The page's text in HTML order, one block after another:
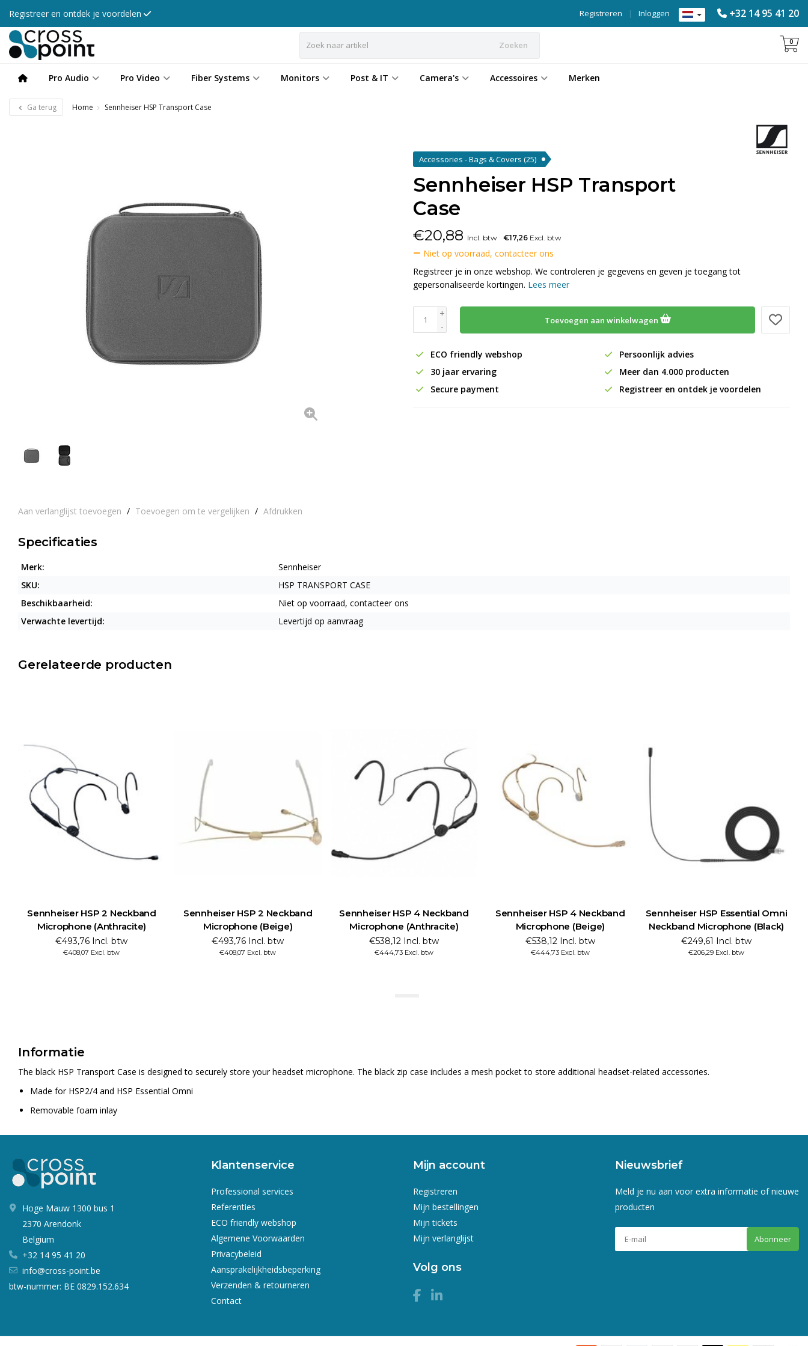
Registreer en ontdek je voordelen +32 14 95 41 20
Inloggen
|
Registreren
Zoeken 0
Pro Audio Pro Video Fiber Systems Monitors Post & IT Camera's Accessoires Merken
Ga terug Home Sennheiser HSP Transport Case
Aan verlanglijst toevoegen / Toevoegen om te vergelijken / Afdrukken
Accessories - Bags & Covers (25)
Sennheiser HSP Transport
Case
€20,88 Incl. btw €17,26 Excl. btw
Niet op voorraad, contacteer ons
Registreer je in onze webshop. We controleren je gegevens en geven je toegang tot
gepersonaliseerde kortingen. Lees meer
+
-
Toevoegen aan winkelwagen
ECO friendly webshop
Persoonlijk advies
30 jaar ervaring
Meer dan 4.000 producten
Secure payment
Registreer en ontdek je voordelen
Specificaties
Merk:
Sennheiser
SKU:
HSP TRANSPORT CASE
Beschikbaarheid:
Niet op voorraad, contacteer ons
Verwachte levertijd:
Levertijd op aanvraag
Gerelateerde producten
Sennheiser HSP 2 Neckband
Microphone (Anthracite)
€493,76 Incl. btw
€408,07 Excl. btw
Sennheiser HSP 2 Neckband
Microphone (Beige)
€493,76 Incl. btw
€408,07 Excl. btw
Sennheiser HSP 4 Neckband
Microphone (Anthracite)
€538,12 Incl. btw
€444,73 Excl. btw
Sennheiser HSP 4 Neckband
Microphone (Beige)
€538,12 Incl. btw
€444,73 Excl. btw
Sennheiser HSP Essential Omni
Neckband Microphone (Black)
€249,61 Incl. btw
€206,29 Excl. btw
Informatie
The black HSP Transport Case is designed to securely store your headset microphone. The black zip case includes a mesh pocket to store additional headset-related accessories.
Made for HSP2/4 and HSP Essential Omni
Removable foam inlay
Hoge Mauw 1300 bus 1
2370 Arendonk
Belgium
+32 14 95 41 20
info@cross-point.be
btw-nummer: BE 0829.152.634
Klantenservice
Professional services
Referenties
ECO friendly webshop
Algemene Voorwaarden
Privacybeleid
Aansprakelijkheidsbeperking
Verzenden & retourneren
Contact
Mijn account
Registreren
Mijn bestellingen
Mijn tickets
Mijn verlanglijst
Volg ons
Nieuwsbrief
Meld je nu aan voor extra informatie of nieuwe
producten
Abonneer